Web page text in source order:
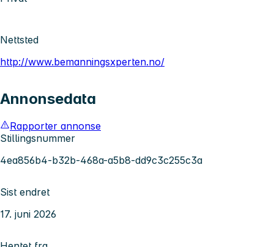
Nettsted
http://www.bemanningsxperten.no/
Annonsedata
Rapporter annonse
Stillingsnummer
4ea856b4-b32b-468a-a5b8-dd9c3c255c3a
Sist endret
17. juni 2026